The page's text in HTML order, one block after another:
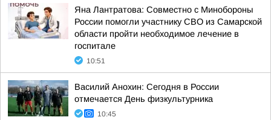
Яна Лантратова: Совместно с Минобороны
России помогли участнику СВО из Самарской
области пройти необходимое лечение в
госпитале
10:51
Василий Анохин: Сегодня в России
отмечается День физкультурника
10:45